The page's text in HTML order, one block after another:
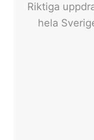
Riktiga
hela